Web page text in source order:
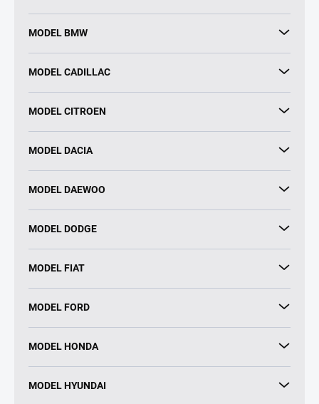
MODEL BMW
MODEL CADILLAC
MODEL CITROEN
MODEL DACIA
MODEL DAEWOO
MODEL DODGE
MODEL FIAT
MODEL FORD
MODEL HONDA
MODEL HYUNDAI